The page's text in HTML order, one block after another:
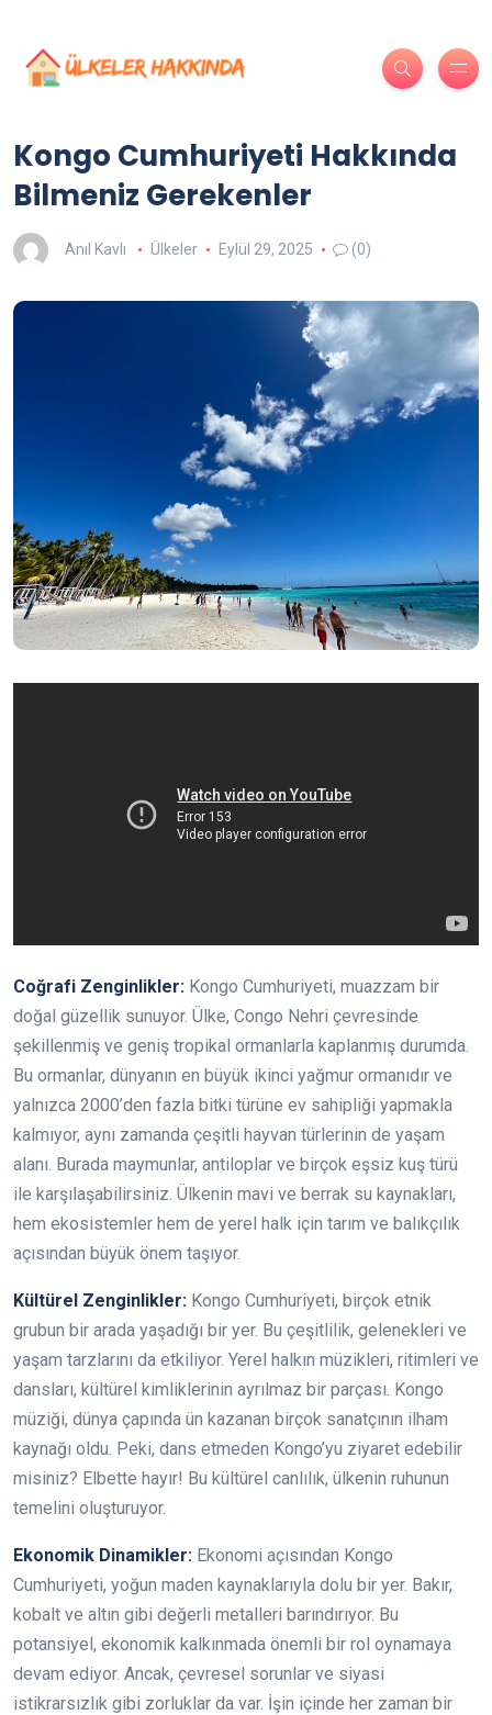
Kongo Cumhuriyeti Hakkında
Bilmeniz Gerekenler
Anıl Kavlı Ülkeler Eylül 29, 2025 (0)
Coğrafi Zenginlikler: Kongo Cumhuriyeti, muazzam bir
doğal güzellik sunuyor. Ülke, Congo Nehri çevresinde
şekillenmiş ve geniş tropikal ormanlarla kaplanmış durumda.
Bu ormanlar, dünyanın en büyük ikinci yağmur ormanıdır ve
yalnızca 2000’den fazla bitki türüne ev sahipliği yapmakla
kalmıyor, aynı zamanda çeşitli hayvan türlerinin de yaşam
alanı. Burada maymunlar, antiloplar ve birçok eşsiz kuş türü
ile karşılaşabilirsiniz. Ülkenin mavi ve berrak su kaynakları,
hem ekosistemler hem de yerel halk için tarım ve balıkçılık
açısından büyük önem taşıyor.
Kültürel Zenginlikler: Kongo Cumhuriyeti, birçok etnik
grubun bir arada yaşadığı bir yer. Bu çeşitlilik, gelenekleri ve
yaşam tarzlarını da etkiliyor. Yerel halkın müzikleri, ritimleri ve
dansları, kültürel kimliklerinin ayrılmaz bir parçası. Kongo
müziği, dünya çapında ün kazanan birçok sanatçının ilham
kaynağı oldu. Peki, dans etmeden Kongo’yu ziyaret edebilir
misiniz? Elbette hayır! Bu kültürel canlılık, ülkenin ruhunun
temelini oluşturuyor.
Ekonomik Dinamikler: Ekonomi açısından Kongo
Cumhuriyeti, yoğun maden kaynaklarıyla dolu bir yer. Bakır,
kobalt ve altın gibi değerli metalleri barındırıyor. Bu
potansiyel, ekonomik kalkınmada önemli bir rol oynamaya
devam ediyor. Ancak, çevresel sorunlar ve siyasi
istikrarsızlık gibi zorluklar da var. İşin içinde her zaman bir